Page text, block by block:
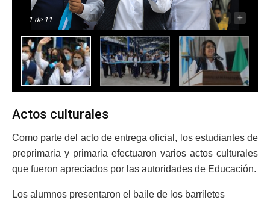
1 de 11 - +
Actos culturales
Como parte del acto de entrega oficial, los estudiantes de
preprimaria y primaria efectuaron varios actos culturales
que fueron apreciados por las autoridades de Educación.
Los alumnos presentaron el baile de los barriletes